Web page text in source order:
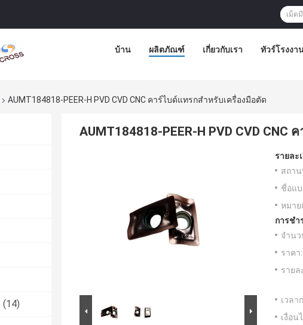
บ้าน ผลิตภัณฑ์ เกี่ยวกับเรา ทัวร์โรงงา
AUMT184818-PEER-H PVD CVD CNC คาร์ไบด์แทรกสำหรับเครื่องมือตัด
(14)
AUMT184818-PEER-H PVD CVD
รายละ
สถาน
ชื่อแ
หมาย
การชำ
จำน
ราคา:
รายล
เวลา
เงื่อน